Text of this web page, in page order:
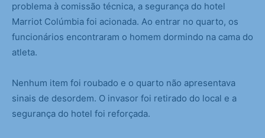
problema à comissão técnica, a segurança do hotel
Marriot Colúmbia foi acionada. Ao entrar no quarto, os
funcionários encontraram o homem dormindo na cama do
atleta.
Nenhum item foi roubado e o quarto não apresentava
sinais de desordem. O invasor foi retirado do local e a
segurança do hotel foi reforçada.